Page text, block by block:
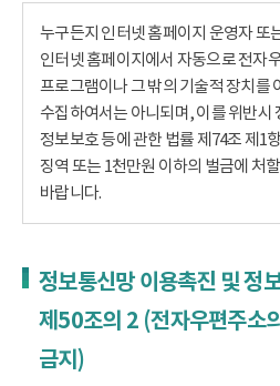
누구든지 인터넷 홈페이지 운영자 또
인터넷 홈페이지에서 자동으로 전자
프로그램이나 그 밖의 기술적 장치를
수집하여서는 아니되며, 이를 위반시
정보보호 등에 관한 법률 제74조 제1
징역 또는 1천만원 이하의 벌금에 처
바랍니다.
정보통신망 이용촉진 및 정
제50조의 2 (전자우편주소
금지)